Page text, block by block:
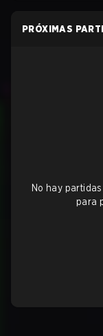
PRÓXIMAS
No hay
para